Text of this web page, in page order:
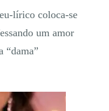
lírico coloca-se
um amor
“dama”